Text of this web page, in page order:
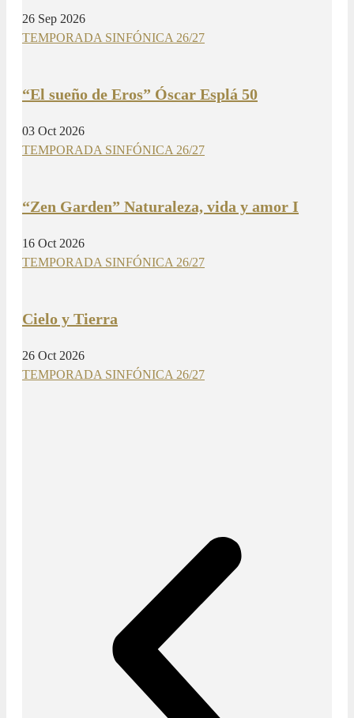
26 Sep 2026
TEMPORADA SINFÓNICA 26/27
“El sueño de Eros” Óscar Esplá 50
03 Oct 2026
TEMPORADA SINFÓNICA 26/27
“Zen Garden” Naturaleza, vida y amor I
16 Oct 2026
TEMPORADA SINFÓNICA 26/27
Cielo y Tierra
26 Oct 2026
TEMPORADA SINFÓNICA 26/27